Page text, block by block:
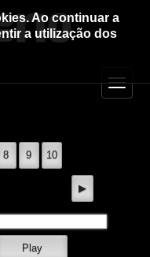
Ao continuar a
a utilização dos